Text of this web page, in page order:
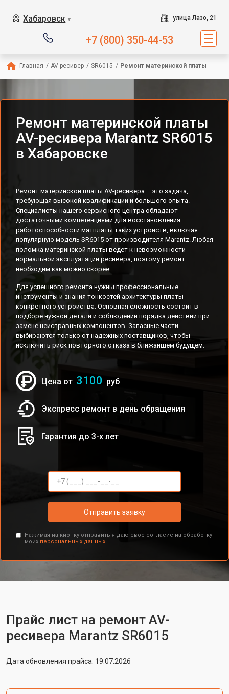
Хабаровск ▼ улица Лазо, 21
+7 (800) 350-44-53
Главная / AV-ресивер / SR6015 / Ремонт материнской платы
Ремонт материнской платы
AV-ресивера Marantz SR6015
в Хабаровске
Ремонт материнской платы AV-ресивера – это задача,
требующая высокой квалификации и большого опыта.
Специалисты нашего сервисного центра обладают
достаточными компетенциями для восстановления
работоспособности матплаты таких устройств, включая
популярную модель SR6015 от производителя Marantz. Любая
поломка материнской платы ведет к невозможности
нормальной эксплуатации ресивера, поэтому ремонт
необходим как можно скорее.
Для успешного ремонта нужны профессиональные
инструменты и знания тонкостей архитектуры платы
конкретного устройства. Основная сложность состоит в
подборе нужной детали и соблюдении порядка действий при
замене неисправных компонентов. Запасные части
выбираются только от надежных поставщиков, чтобы
исключить риск повторного отказа в ближайшем будущем.
Цена от 3100 руб
Экспресс ремонт в день обращения
Гарантия до 3-х лет
Отправить заявку
Нажимая на кнопку отправить я даю свое согласие на обработку
моих персональных данных.
Прайс лист на ремонт AV-
ресивера Marantz SR6015
Дата обновления прайса: 19.07.2026